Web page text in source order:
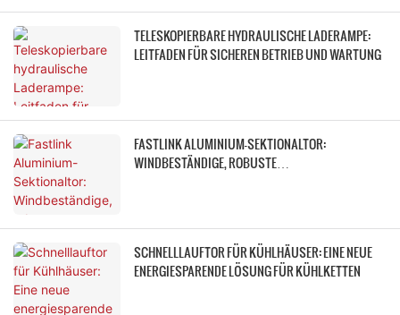
TELESKOPIERBARE HYDRAULISCHE LADERAMPE:
LEITFADEN FÜR SICHEREN BETRIEB UND WARTUNG
FASTLINK ALUMINIUM-SEKTIONALTOR:
WINDBESTÄNDIGE, ROBUSTE
SCHNELLLAUFTOR FÜR KÜHLHÄUSER: EINE NEUE
ENERGIESPARENDE LÖSUNG FÜR KÜHLKETTEN